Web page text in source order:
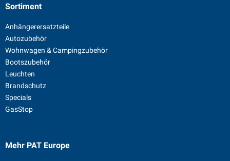
Sortiment
Anhängerersatzteile
Autozubehör
Wohnwagen & Campingzubehör
Bootszubehör
Leuchten
Brandschutz
Specials
GasStop
Mehr PAT Europe